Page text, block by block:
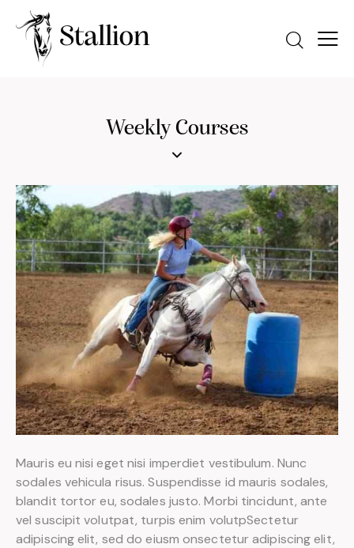
Weekly Courses
Mauris eu nisi eget nisi imperdiet vestibulum. Nunc
sodales vehicula risus. Suspendisse id mauris sodales,
blandit tortor eu, sodales justo. Morbi tincidunt, ante
vel suscipit volutpat, turpis enim volutpSectetur
adipiscing elit, sed do eiusm onsectetur adipiscing elit,